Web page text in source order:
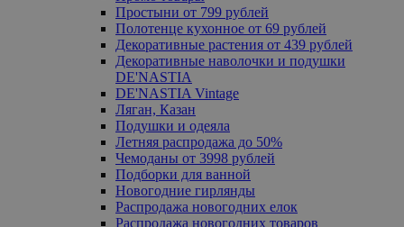
Простыни от 799 рублей
Полотенце кухонное от 69 рублей
Декоративные растения от 439 рублей
Декоративные наволочки и подушки
DE'NASTIA
DE'NASTIA Vintage
Ляган, Казан
Подушки и одеяла
Летняя распродажа до 50%
Чемоданы от 3998 рублей
Подборки для ванной
Новогодние гирлянды
Распродажа новогодних елок
Распродажа новогодних товаров